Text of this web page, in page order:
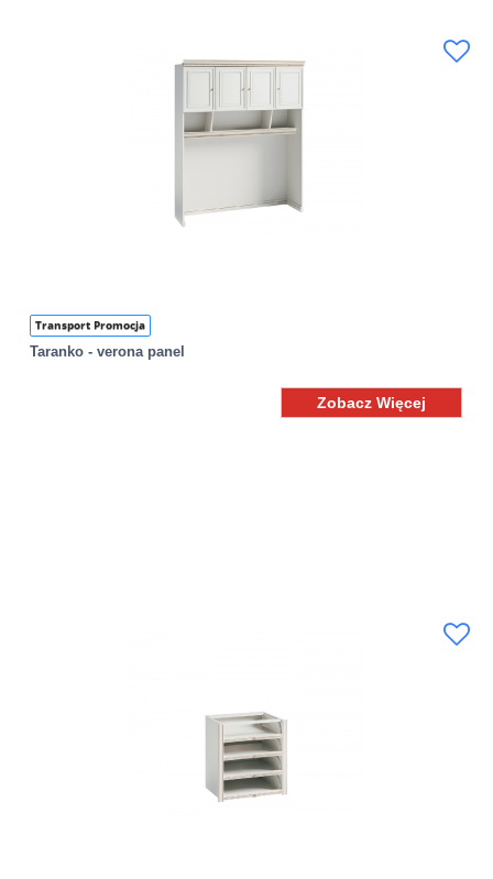
Transport Promocja
Taranko - verona panel
Zobacz Więcej